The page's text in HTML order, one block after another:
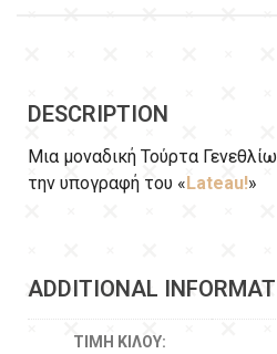
DESCRIPTION
Μια μοναδική Τούρτα
την υπογραφή του « Lateau!»
ADDITIONAL
ΤΙΜΉ ΚΙΛΟΎ: